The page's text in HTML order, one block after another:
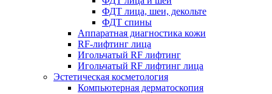
ФДТ лица, шеи, декольте
ФДТ спины
Аппаратная диагностика кожи
RF-лифтинг лица
Игольчатый RF лифтинг
Игольчатый RF лифтинг лица
Эстетическая косметология
Компьютерная дерматоскопия